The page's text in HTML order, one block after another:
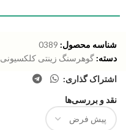
شناسه محصول: 0389
دسته: گوهرسنگ زینتی کلکسیونی
اشتراک گذاری:
نقد و بررسی‌ها